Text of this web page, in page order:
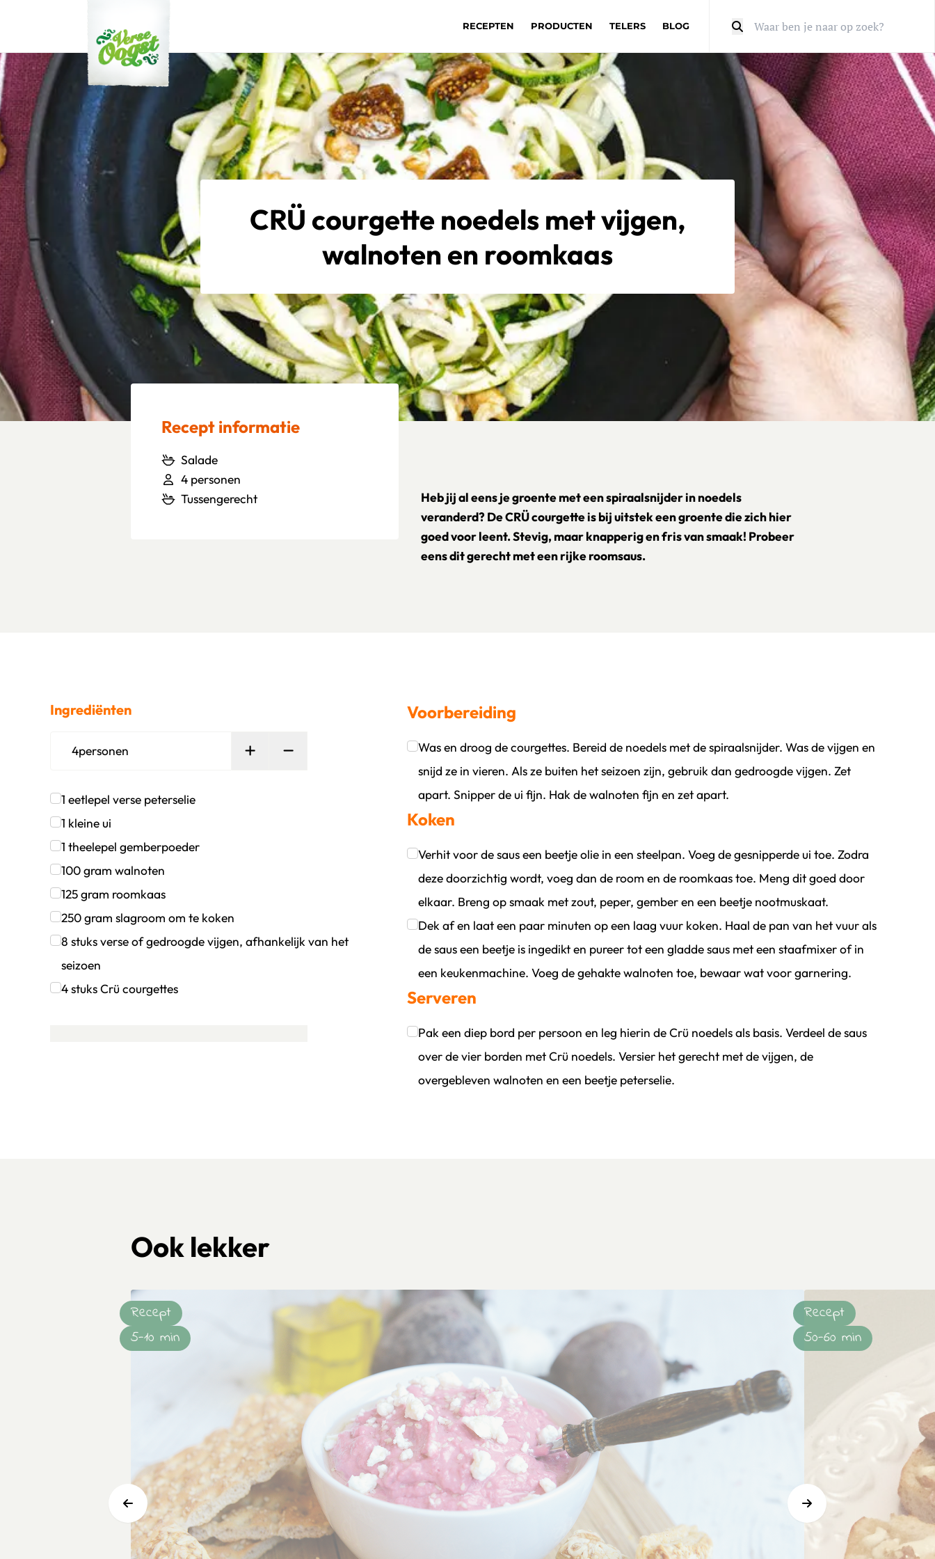
Verse Oogst
RECEPTEN PRODUCTEN TELERS BLOG
CRÜ courgette noedels met vijgen,
walnoten en roomkaas
Recept informatie
Salade
4 personen
Tussengerecht
Heb jij al eens je groente met een spiraalsnijder in noedels
veranderd? De CRÜ courgette is bij uitstek een groente die zich hier
goed voor leent. Stevig, maar knapperig en fris van smaak! Probeer
eens dit gerecht met een rijke roomsaus.
Ingrediënten
4personen Persoon toevoegen
Verwijder persoon
1 eetlepel verse peterselie
Klik om dit selectievakje aan te vinken
1 kleine ui
Klik om dit selectievakje aan te vinken
1 theelepel gemberpoeder
Klik om dit selectievakje aan te vinken
100gram walnoten
Klik om dit selectievakje aan te vinken
125gram roomkaas
Klik om dit selectievakje aan te vinken
250gram slagroom om te koken
Klik om dit selectievakje aan te vinken
8 stuksverse of gedroogde vijgen, afhankelijk van het
seizoen
Klik om dit selectievakje aan te vinken
4stuksCrü courgettes
Voorbereiding
Was en droog de courgettes. Bereid de noedels met de spiraalsnijder. Was de vijgen en
snijd ze in vieren. Als ze buiten het seizoen zijn, gebruik dan gedroogde vijgen. Zet
apart. Snipper de ui fijn. Hak de walnoten fijn en zet apart.
Klik om dit selectievakje aan te vinken
Koken
Verhit voor de saus een beetje olie in een steelpan. Voeg de gesnipperde ui toe. Zodra
deze doorzichtig wordt, voeg dan de room en de roomkaas toe. Meng dit goed door
elkaar. Breng op smaak met zout, peper, gember en een beetje nootmuskaat.
Klik om dit selectievakje aan te vinken
Dek af en laat een paar minuten op een laag vuur koken. Haal de pan van het vuur als
de saus een beetje is ingedikt en pureer tot een gladde saus met een staafmixer of in
een keukenmachine. Voeg de gehakte walnoten toe, bewaar wat voor garnering.
Klik om dit selectievakje aan te vinken
Serveren
Pak een diep bord per persoon en leg hierin de Crü noedels als basis. Verdeel de saus
over de vier borden met Crü noedels. Versier het gerecht met de vijgen, de
overgebleven walnoten en een beetje peterselie.
Ook lekker
Recept
5-10 min
Recept
50-60 min